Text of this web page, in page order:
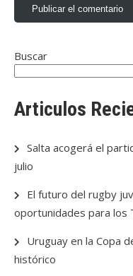
Buscar
Articulos
Salta acogerá el
julio
El futuro del rugby
oportunidades para los
Uruguay en la Copa
histórico